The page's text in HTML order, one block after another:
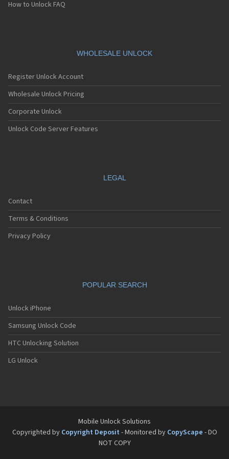
Sagem MC942
Sagem MC956
Sagem MC959
Sagem MC959 R
Sagem MU2005
Sagem MW-X1
Sagem MW3020
Sagem MW3022
Sagem MW3052
Sagem MW3062
Sagem MW932
Sagem MW936
Sagem MW959 GPRS
Sagem MW979
Sagem MW979 GPRS
Sagem my100x
Sagem my101X
Sagem my150X
Sagem my212x
How to Unlock FAQ
WHOLESALE UNLOCK
Register Unlock Account
Wholesale Unlock Pricing
Corporate Unlock
Unlock Code Server Features
LEGAL
Contact
Terms & Conditions
Privacy Policy
POPULAR SEARCH
Unlock iPhone
Samsung Unlock Code
HTC Unlocking Solution
LG Unlock
Mobile Unlock Solutions
Copyrighted by Copyright Deposit - Monitored by CopyScape - DO
NOT COPY